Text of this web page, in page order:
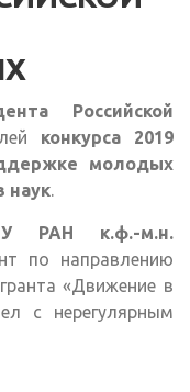
Российской
конкурса 2019
молодых
наук.
РАН к.ф.-м.н.
по направлению
«Движение в
с нерегулярным